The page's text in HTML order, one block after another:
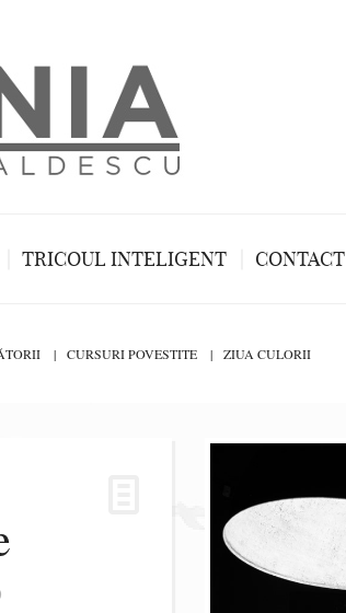
TRICOUL INTELIGENT CONTACT
CURSURI POVESTITE ZIUA CULORII